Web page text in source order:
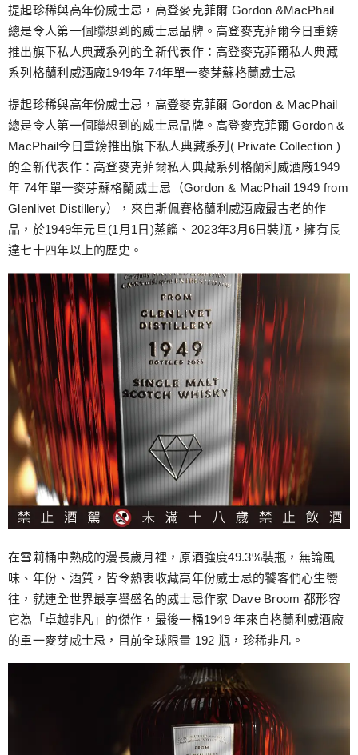
跳
至
主
要
容
提起珍稀與高年份威士忌，高登麥克菲爾 Gordon &MacPhail
總是令人第一個聯想到的威士忌品牌。高登麥克菲爾今日重鎊
推出旗下私人典藏系列的全新代表作：高登麥克菲爾私人典藏
系列格蘭利威酒廠1949年 74年單一麥芽蘇格蘭威士忌
提起珍稀與高年份威士忌，高登麥克菲爾 Gordon & MacPhail
總是令人第一個聯想到的威士忌品牌。高登麥克菲爾 Gordon &
MacPhail今日重鎊推出旗下私人典藏系列( Private Collection )
的全新代表作：高登麥克菲爾私人典藏系列格蘭利威酒廠1949
年 74年單一麥芽蘇格蘭威士忌（Gordon & MacPhail 1949 from
Glenlivet Distillery），來自斯佩賽格蘭利威酒廠最古老的作
品，於1949年元旦(1月1日)蒸餾、2023年3月6日裝瓶，擁有長
達七十四年以上的歷史。
在雪莉桶中熟成的漫長歲月裡，原酒強度49.3%裝瓶，無論風
味、年份、酒質，皆令熱衷收藏高年份威士忌的饕客們心生嚮
往，就連全世界最享譽盛名的威士忌作家 Dave Broom 都形容
它為「卓越非凡」的傑作，最後一桶1949 年來自格蘭利威酒廠
的單一麥芽威士忌，目前全球限量 192 瓶，珍稀非凡。